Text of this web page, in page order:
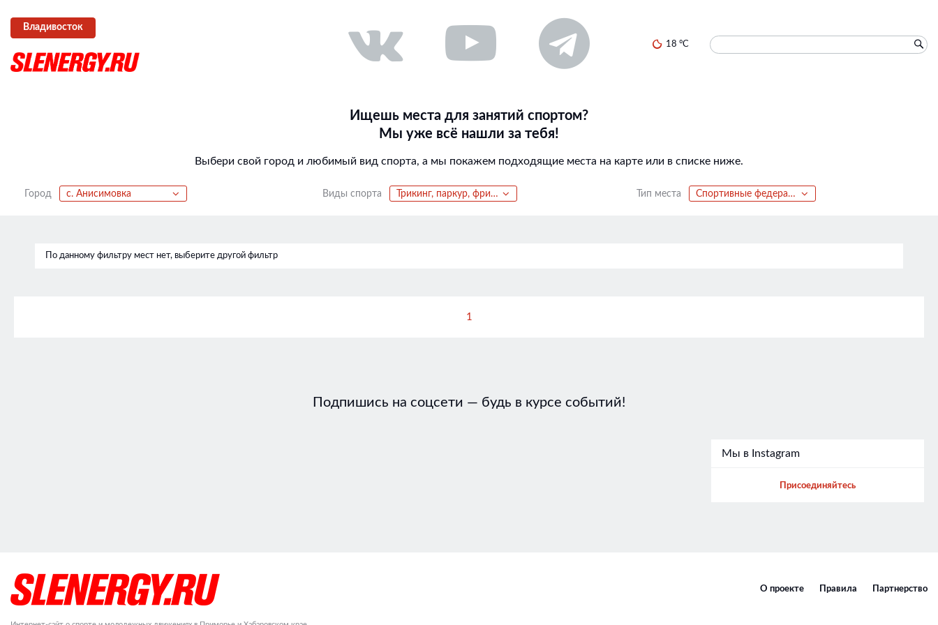
Владивосток
18 °C
Ищешь места для занятий спортом?
Мы уже всё нашли за тебя!
Выбери свой город и любимый вид спорта, а мы покажем подходящие места на карте или в списке ниже.
Город с. Анисимовка Виды спорта Трикинг, паркур, фриран, акрострит Тип места Спортивные федерации
По данному фильтру мест нет, выберите другой фильтр
1
Подпишись на соцсети — будь в курсе событий!
Мы в Instagram
Присоединяйтесь
О проекте Правила Партнерство